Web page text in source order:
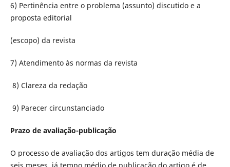
6) Pertinência entre o problema (assunto) discutido e a
proposta editorial
(escopo) da revista
7) Atendimento às normas da revista
8) Clareza da redação
9) Parecer circunstanciado
Prazo de avaliação-publicação
O processo de avaliação dos artigos tem duração média de